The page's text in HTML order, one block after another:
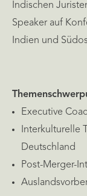
Indischen
Speaker auf
Indien und
Executive
Interkulturelle
Deutschland
Post-Merger-